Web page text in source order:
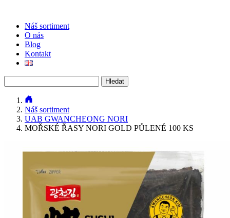
Náš sortiment
O nás
Blog
Kontakt
Náš sortiment
UAB GWANCHEONG NORI
MOŘSKÉ ŘASY NORI GOLD PŮLENÉ 100 KS